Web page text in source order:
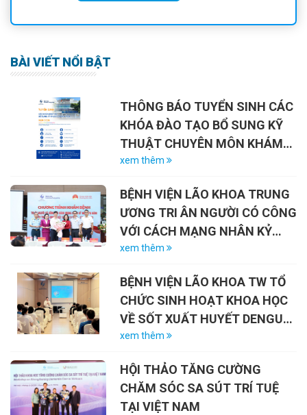
BÀI VIẾT NỔI BẬT
THÔNG BÁO TUYỂN SINH CÁC
KHÓA ĐÀO TẠO BỔ SUNG KỸ
THUẬT CHUYÊN MÔN KHÁM
CHỮA BỆNH NĂM 2026
xem thêm
BỆNH VIỆN LÃO KHOA TRUNG
ƯƠNG TRI ÂN NGƯỜI CÓ CÔNG
VỚI CÁCH MẠNG NHÂN KỶ
NIỆM 79 NĂM NGÀY THƯƠNG
27/7/2026)
xem thêm
BỆNH VIỆN LÃO KHOA TW TỔ
CHỨC SINH HOẠT KHOA HỌC
VỀ SỐT XUẤT HUYẾT DENGUE
VÀ VAI TRÒ CỦA VẮC-XIN
xem thêm
HỘI THẢO TĂNG CƯỜNG
CHĂM SÓC SA SÚT TRÍ TUỆ
TẠI VIỆT NAM